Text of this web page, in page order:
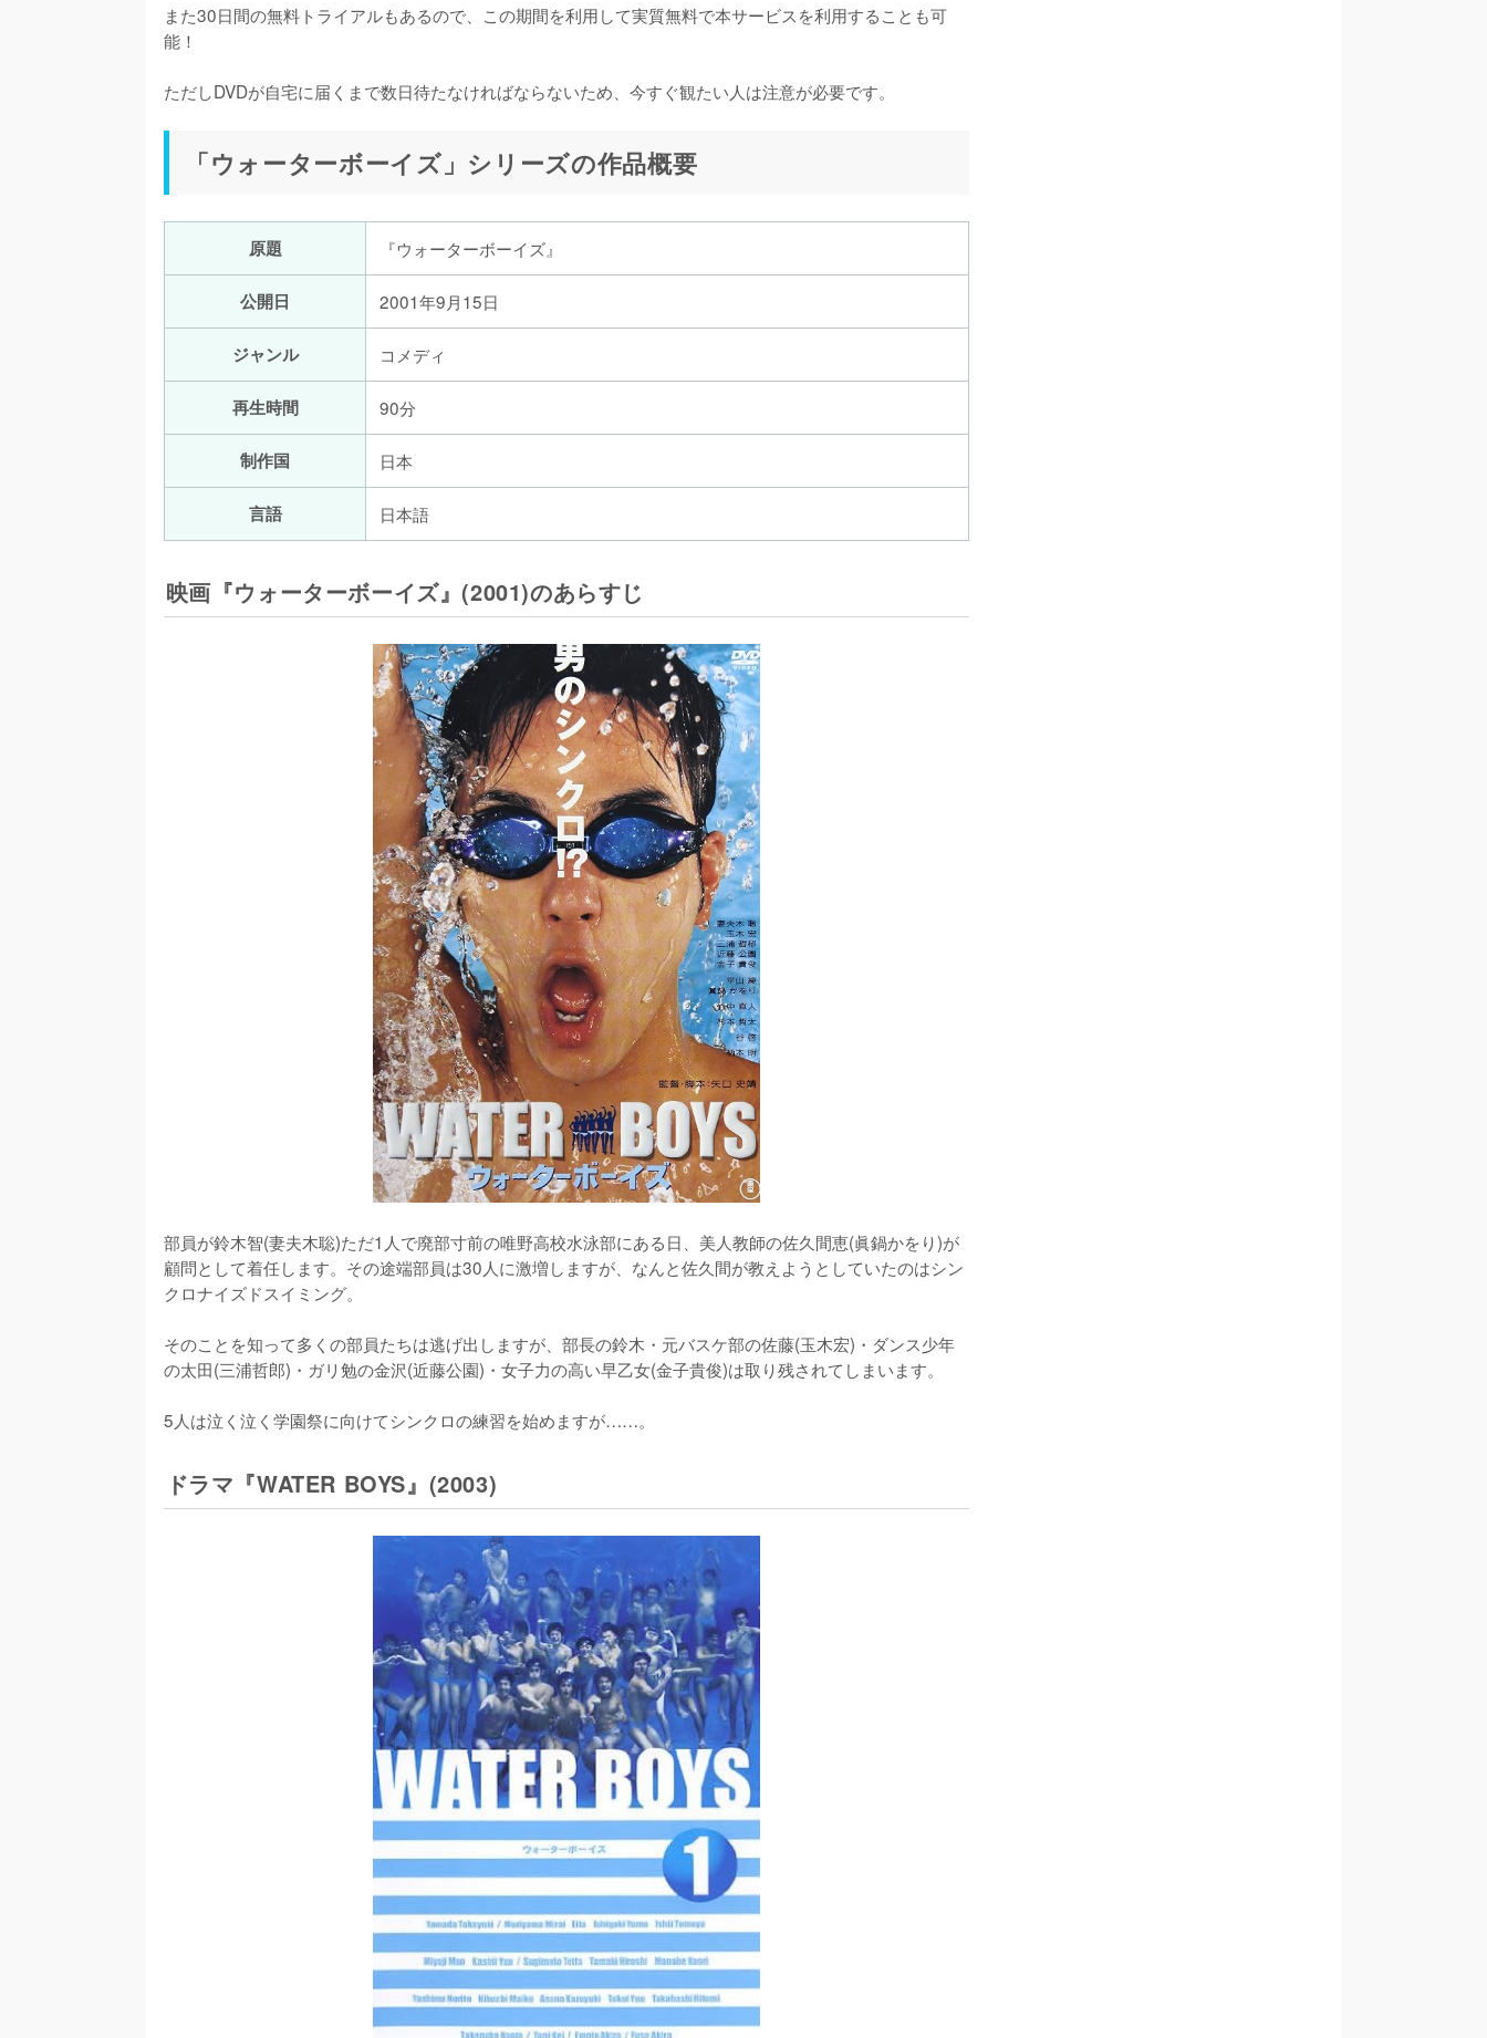
また30日間の無料トライアルもあるので、この期間を利用して実質無料で本サービスを利用することも可
能！
ただしDVDが自宅に届くまで数日待たなければならないため、今すぐ観たい人は注意が必要です。
「ウォーターボーイズ」シリーズの作品概要
原題 『ウォーターボーイズ』
公開日 2001年9月15日
ジャンル コメディ
再生時間 90分
制作国 日本
言語 日本語
映画『ウォーターボーイズ』(2001)のあらすじ
部員が鈴木智(妻夫木聡)ただ1人で廃部寸前の唯野高校水泳部にある日、美人教師の佐久間恵(眞鍋かをり)が
顧問として着任します。その途端部員は30人に激増しますが、なんと佐久間が教えようとしていたのはシン
クロナイズドスイミング。
そのことを知って多くの部員たちは逃げ出しますが、部長の鈴木・元バスケ部の佐藤(玉木宏)・ダンス少年
の太田(三浦哲郎)・ガリ勉の金沢(近藤公園)・女子力の高い早乙女(金子貴俊)は取り残されてしまいます。
5人は泣く泣く学園祭に向けてシンクロの練習を始めますが……。
ドラマ『WATER BOYS』(2003)